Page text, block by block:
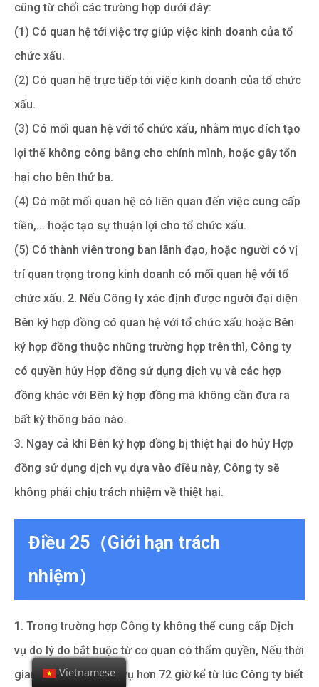
cũng từ chối các trường hợp dưới đây:
(1) Có quan hệ tới việc trợ giúp việc kinh doanh của tổ
chức xấu.
(2) Có quan hệ trực tiếp tới việc kinh doanh của tổ chức
xấu.
(3) Có mối quan hệ với tổ chức xấu, nhằm mục đích tạo
lợi thế không công bằng cho chính mình, hoặc gây tổn
hại cho bên thứ ba.
(4) Có một mối quan hệ có liên quan đến việc cung cấp
tiền,... hoặc tạo sự thuận lợi cho tổ chức xấu.
(5) Có thành viên trong ban lãnh đạo, hoặc người có vị
trí quan trọng trong kinh doanh có mối quan hệ với tổ
chức xấu. 2. Nếu Công ty xác định được người đại diện
Bên ký hợp đồng có quan hệ với tổ chức xấu hoặc Bên
ký hợp đồng thuộc những trường hợp trên thì, Công ty
có quyền hủy Hợp đồng sử dụng dịch vụ và các hợp
đồng khác với Bên ký hợp đồng mà không cần đưa ra
bất kỳ thông báo nào.
3. Ngay cả khi Bên ký hợp đồng bị thiệt hại do hủy Hợp
đồng sử dụng dịch vụ dựa vào điều này, Công ty sẽ
không phải chịu trách nhiệm về thiệt hại.
Điều 25（Giới hạn trách
nhiệm）
1. Trong trường hợp Công ty không thể cung cấp Dịch
vụ do lý do bắt buộc từ cơ quan có thẩm quyền, Nếu thời
gian gián đoạn Dịch vụ hơn 72 giờ kể từ lúc Công ty biết
Vietnamese